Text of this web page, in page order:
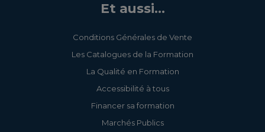
Et aussi...
Conditions Générales de Vente
Les Catalogues de la Formation
La Qualité en Formation
Accessibilité à tous
Financer sa formation
Marchés Publics